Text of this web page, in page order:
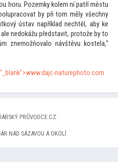
horu. Pozemky kolem ní patří městu
by přitom měly všechny
ústav například nechtěl, aby ke
nedokážu představit, protože byto
znemožňovalo návštěvu kostela,“
naturephoto.com
PRŮVODCE.CZ ·
NAD SÁZAVOU A OKOLÍ